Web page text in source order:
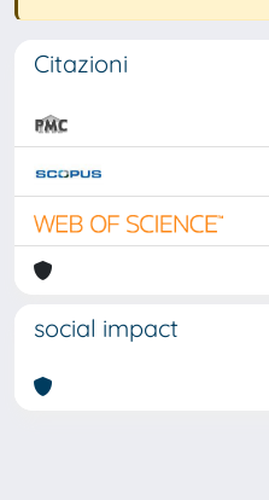
Citazioni
social impact